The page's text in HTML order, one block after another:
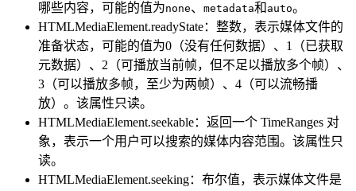
哪些内容，可能的值为none、 metadata和 auto。
HTMLMediaElement.readyState：整数，表示媒体文件的
准备状态，可能的值为0（没有任何数据）、1（已获取
元数据）、2（可播放当前帧，但不足以播放多个帧）、
3（可以播放多帧，至少为两帧）、4（可以流畅播
放）。该属性只读。
HTMLMediaElement.seekable：返回一个 TimeRanges 对
象，表示一个用户可以搜索的媒体内容范围。该属性只
读。
HTMLMediaElement.seeking：布尔值，表示媒体文件是